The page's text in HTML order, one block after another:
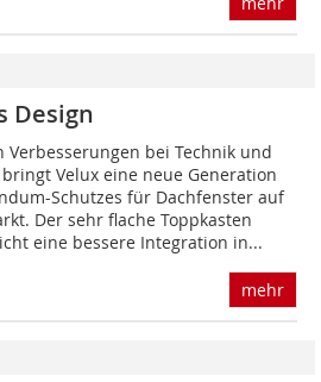
Design
Verbesserungen bei Technik und
Velux eine neue Generation
Schutzes für Dachfenster auf
Der sehr flache Toppkasten
eine bessere Integration in...
mehr